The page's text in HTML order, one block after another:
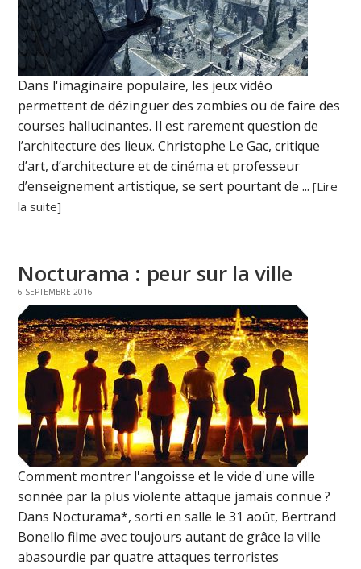
Dans l'imaginaire populaire, les jeux vidéo
permettent de dézinguer des zombies ou de faire des
courses hallucinantes. Il est rarement question de
l’architecture des lieux. Christophe Le Gac, critique
d’art, d’architecture et de cinéma et professeur
d’enseignement artistique, se sert pourtant de ...[Lire
la suite]
Nocturama : peur sur la ville
6 SEPTEMBRE 2016
Comment montrer l'angoisse et le vide d'une ville
sonnée par la plus violente attaque jamais connue ?
Dans Nocturama*, sorti en salle le 31 août, Bertrand
Bonello filme avec toujours autant de grâce la ville
abasourdie par quatre attaques terroristes